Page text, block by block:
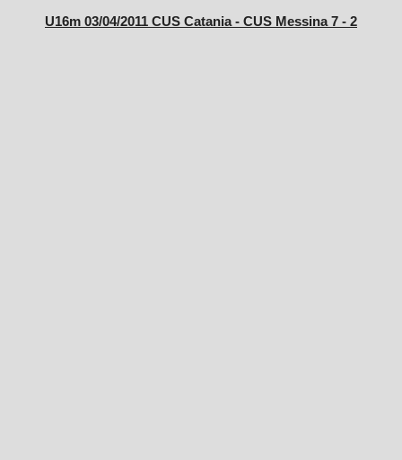
U16m 03/04/2011 CUS Catania - CUS Messina 7 - 2